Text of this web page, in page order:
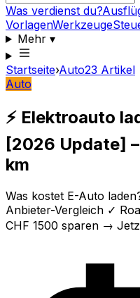
Was verdienst du?
VorlagenWerkzeuge
Mehr▾
Startseite›Auto23 Artikel
Auto
⚡ Elektroauto
[2026 Update]
km
Was kostet E-Auto
Anbieter-Vergleich ✓
CHF 1500 sparen →